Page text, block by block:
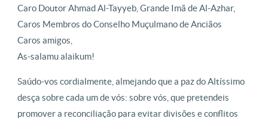
Caro Doutor Ahmad Al-Tayyeb, Grande Imã de Al-Azhar,
Caros Membros do Conselho Muçulmano de Anciãos
Caros amigos,
As-salamu alaikum!
Saúdo-vos cordialmente, almejando que a paz do Altíssimo
desça sobre cada um de vós: sobre vós, que pretendeis
promover a reconciliação para evitar divisões e conflitos